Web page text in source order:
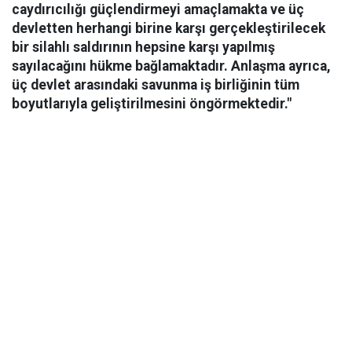
caydırıcılığı güçlendirmeyi amaçlamakta ve üç
devletten herhangi birine karşı gerçekleştirilecek
bir silahlı saldırının hepsine karşı yapılmış
sayılacağını hükme bağlamaktadır. Anlaşma ayrıca,
üç devlet arasındaki savunma iş birliğinin tüm
boyutlarıyla geliştirilmesini öngörmektedir."